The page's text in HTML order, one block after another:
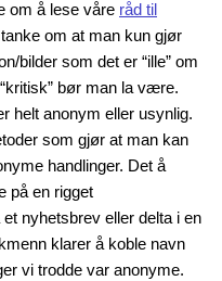
om å lese våre råd til
om at man kun gjør
bilder som det er “ille” om
bør man la være.
helt anonym eller usynlig.
som gjør at man kan
handlinger. Det å
på en rigget
nyhetsbrev eller delta i en
klarer å koble navn
vi trodde var anonyme.